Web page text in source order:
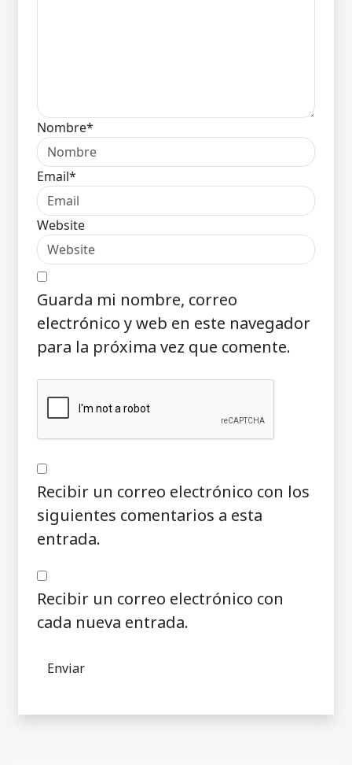
Nombre*
Email*
Website
Guarda mi nombre, correo
electrónico y web en este navegador
para la próxima vez que comente.
Recibir un correo electrónico con los
siguientes comentarios a esta
entrada.
Recibir un correo electrónico con
cada nueva entrada.